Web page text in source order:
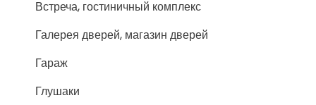
Встреча, гостиничный комплекс
Галерея дверей, магазин дверей
Гараж
Глушаки